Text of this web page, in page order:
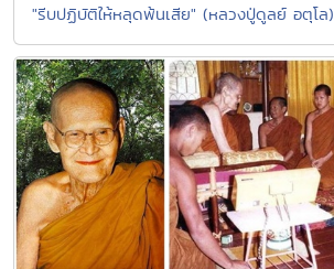
"รีบปฏิบัติให้หลุดพ้นเสีย" (หลวงปู่ดูลย์ อตุโล)